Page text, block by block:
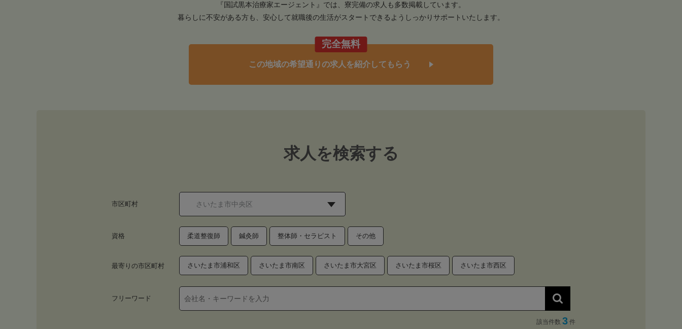
『国試黒本治療家エージェント』では、寮完備の求人も多数掲載しています。
暮らしに不安がある方も、安心して就職後の生活がスタートできるようしっかりサポートいたします。
完全無料
この地域の希望通りの求人を紹介してもらう
求人を検索する
市区町村
資格 柔道整復師 鍼灸師 整体師・セラピスト その他
最寄りの市区町村 さいたま市浦和区 さいたま市南区 さいたま市大宮区 さいたま市桜区 さいたま市西区
フリーワード
該当件数 3 件